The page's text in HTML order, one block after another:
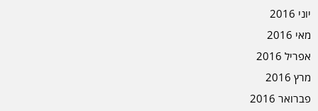
יוני 2016
מאי 2016
אפריל 2016
מרץ 2016
פברואר 2016